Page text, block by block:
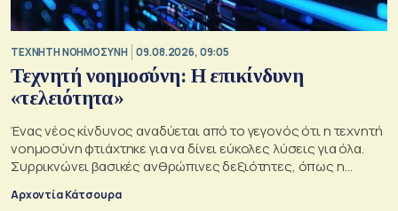
TΕΧΝΗΤΗ ΝΟΗΜΟΣΥΝΗ 09.08.2026, 09:05
Τεχνητή νοημοσύνη: Η επικίνδυνη
«τελειότητα»
Ένας νέος κίνδυνος αναδύεται από το γεγονός ότι η τεχνητή
νοημοσύνη φτιάχτηκε για να δίνει εύκολες λύσεις για όλα.
Συρρικνώνει βασικές ανθρώπινες δεξιότητες, όπως η
Αρχοντία Κάτσουρα